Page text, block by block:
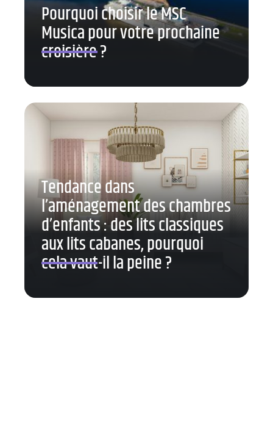
Pourquoi choisir le MSC
Musica pour votre prochaine
croisière ?
Tendance dans
l’aménagement des chambres
d’enfants : des lits classiques
aux lits cabanes, pourquoi
cela vaut-il la peine ?